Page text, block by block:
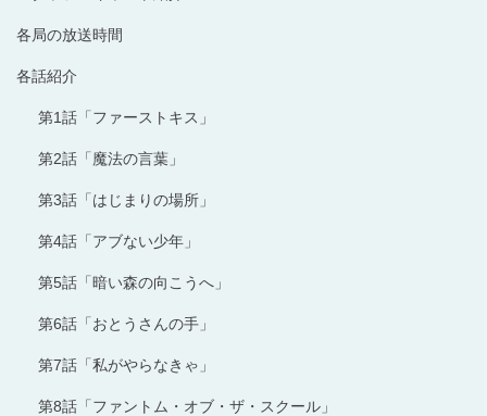
各局の放送時間
各話紹介
第1話「ファーストキス」
第2話「魔法の言葉」
第3話「はじまりの場所」
第4話「アブない少年」
第5話「暗い森の向こうへ」
第6話「おとうさんの手」
第7話「私がやらなきゃ」
第8話「ファントム・オブ・ザ・スクール」